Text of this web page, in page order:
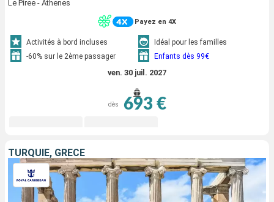
Le Piree - Athenes
Payez en 4X
Activités à bord incluses
Idéal pour les familles
-60% sur le 2ème passager
Enfants dès 99€
ven. 30 juil. 2027
dès 693 €
TURQUIE, GRÈCE